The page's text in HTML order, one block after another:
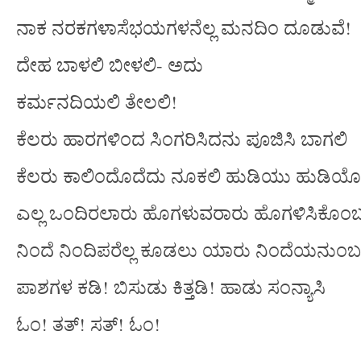
ನಾಕ ನರಕಗಳಾಸೆಭಯಗಳನೆಲ್ಲ ಮನದಿಂ ದೂಡುವೆ!
ದೇಹ ಬಾಳಲಿ ಬೀಳಲಿ- ಅದು
ಕರ್ಮನದಿಯಲಿ ತೇಲಲಿ!
ಕೆಲರು ಹಾರಗಳಿಂದ ಸಿಂಗರಿಸಿದನು ಪೂಜಿಸಿ ಬಾಗಲಿ
ಕೆಲರು ಕಾಲಿಂದೊದೆದು ನೂಕಲಿ ಹುಡಿಯು
ಎಲ್ಲ ಒಂದಿರಲಾರು ಹೊಗಳುವರಾರು
ನಿಂದೆ ನಿಂದಿಪರೆಲ್ಲ ಕೂಡಲು ಯಾರು
ಪಾಶಗಳ ಕಡಿ! ಬಿಸುಡು ಕಿತ್ತಡಿ! ಹಾಡು ಸಂನ್ಯಾಸಿ
ಓಂ! ತತ್! ಸತ್! ಓಂ!